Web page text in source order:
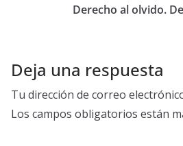
Derecho al olvido.
Deja una respuesta
Tu dirección de correo
Los campos obligatorios están